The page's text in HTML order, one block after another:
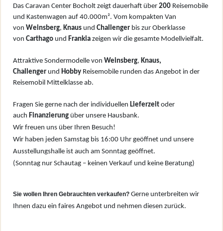
Das Caravan Center Bocholt zeigt dauerhaft über 200 Reisemobile
und Kastenwagen auf 40.000m². Vom kompakten Van
von Weinsberg, Knaus und Challenger bis zur Oberklasse
von Carthago und Frankia zeigen wir die gesamte Modellvielfalt.
Attraktive Sondermodelle von Weinsberg, Knaus,
Challenger und Hobby Reisemobile runden das Angebot in der
Reisemobil Mittelklasse ab.
Fragen Sie gerne nach der individuellen Lieferzeit oder
auch Finanzierung über unsere Hausbank.
Wir freuen uns über Ihren Besuch!
Wir haben jeden Samstag bis 16:00 Uhr geöffnet und unsere
Ausstellungshalle ist auch am Sonntag geöffnet.
(Sonntag nur Schautag – keinen Verkauf und keine Beratung)
Sie wollen Ihren Gebrauchten verkaufen? Gerne unterbreiten wir
Ihnen dazu ein faires Angebot und nehmen diesen zurück.